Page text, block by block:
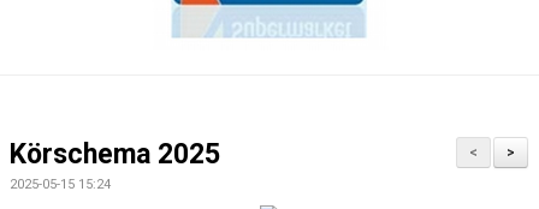
BILDGALLERI
>
<
Körschema 2025
2025-05-15 15:24